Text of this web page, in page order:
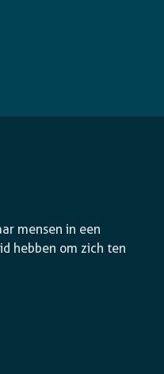
mensen in een
hebben om zich ten